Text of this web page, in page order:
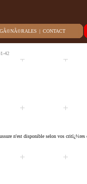
| CONTACT
42
n'est disponible selon vos critï¿½res